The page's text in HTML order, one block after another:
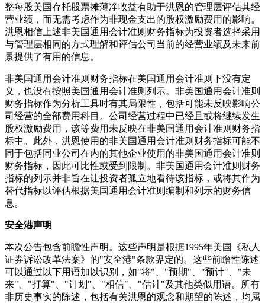
整每股美国存托股票摊薄净收益有助于洪恩的管理层评估其经
营业绩，而无需考虑作为非现金支出的股权激励费用的影响。
洪恩相信上述非美国通用会计准则财务指标为投资者选择采用
与管理层相同的方式理解和评估公司当前的经营业绩及未来前
景提供了有用的信息。
非美国通用会计准则财务指标在美国通用会计准则下没有定
义，也没有按照美国通用会计准则列示。非美国通用会计准则
财务指标作为分析工具时有其局限性，包括可能未反映影响公
司经营的全部费用科目。公司经营过程中已经且或将继续发生
股权激励费用，该等费用未反映在非美国通用会计准则财务指
标中。此外，洪恩使用的非美国通用会计准则财务指标可能不
同于包括同业公司在内的其他企业使用的非美国通用会计准则
财务指标，因此可比性或受到限制。非美国通用会计准则财务
指标的列示并非旨在让投资者孤立地看待该指标，或将其作为
替代指标以评估根据美国通用会计准则编制和列示的财务信
息。
安全港声明
本次公告包含前瞻性声明。这些声明是根据1995年美国《私人
证券诉讼改革法案》的"安全港"条款界定的。这些前瞻性陈述
可以通过以下用语加以识别，如"将"、"预期"、"预计"、"未
来"、"打算"、"计划"、"相信"、"估计"及其他类似用语。所有
非历史事实的陈述，包括有关洪恩的观念和期望的陈述，均属